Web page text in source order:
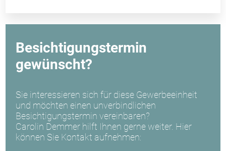
Besichtigungstermin
gewünscht?
Sie interessieren sich für diese Gewerbeeinheit
und möchten einen unverbindlichen
Besichtigungstermin vereinbaren?
Carolin Demmer hilft Ihnen gerne weiter. Hier
können Sie Kontakt aufnehmen: